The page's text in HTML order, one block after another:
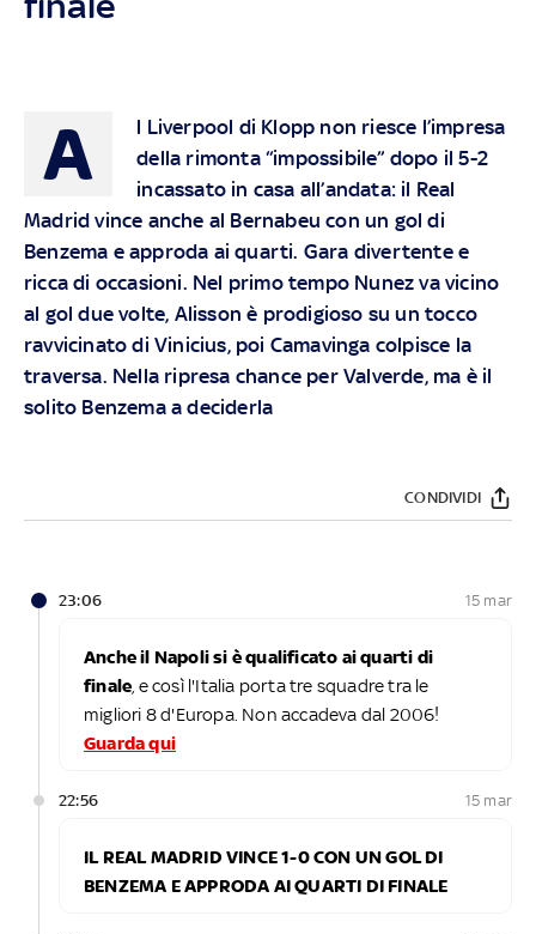
A
l Liverpool di Klopp non riesce l’impresa
della rimonta “impossibile” dopo il 5-2
incassato in casa all’andata: il Real
Madrid vince anche al Bernabeu con un gol di
Benzema e approda ai quarti. Gara divertente e
ricca di occasioni. Nel primo tempo Nunez va vicino
al gol due volte, Alisson è prodigioso su un tocco
ravvicinato di Vinicius, poi Camavinga colpisce la
traversa. Nella ripresa chance per Valverde, ma è il
solito Benzema a deciderla
CONDIVIDI
23:06 15 mar
Anche il Napoli si è qualificato ai quarti di
finale , e così l'Italia porta tre squadre tra le
migliori 8 d'Europa. Non accadeva dal 2006!
Guarda qui
22:56 15 mar
IL REAL MADRID VINCE 1-0 CON UN GOL DI
BENZEMA E APPRODA AI QUARTI DI FINALE